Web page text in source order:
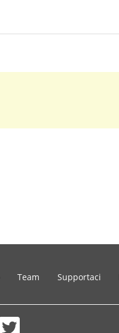
Team Supportaci